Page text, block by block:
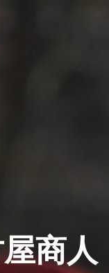
商人